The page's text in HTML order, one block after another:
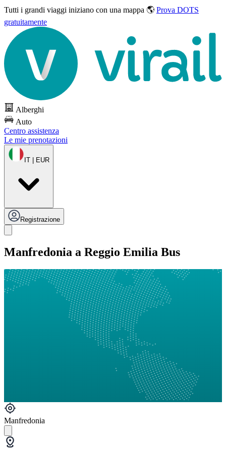
Tutti i grandi viaggi iniziano con una mappa 🌎 Prova DOTS
gratuitamente
Alberghi
Auto
Centro assistenza
Le mie prenotazioni
IT | EUR
Registrazione
Manfredonia a Reggio Emilia Bus
Manfredonia